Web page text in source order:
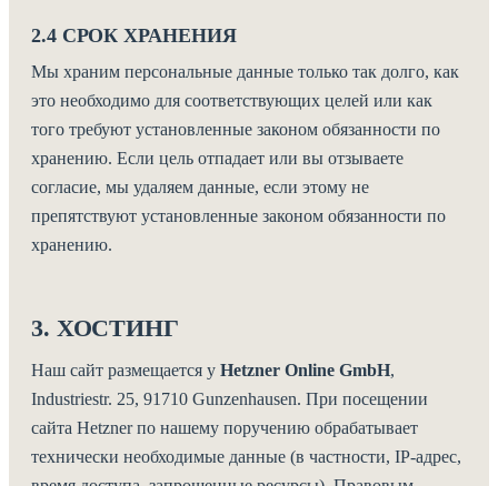
2.4 СРОК ХРАНЕНИЯ
Мы храним персональные данные только так долго, как
это необходимо для соответствующих целей или как
того требуют установленные законом обязанности по
хранению. Если цель отпадает или вы отзываете
согласие, мы удаляем данные, если этому не
препятствуют установленные законом обязанности по
хранению.
3. ХОСТИНГ
Наш сайт размещается у Hetzner Online GmbH,
Industriestr. 25, 91710 Gunzenhausen. При посещении
сайта Hetzner по нашему поручению обрабатывает
технически необходимые данные (в частности, IP-адрес,